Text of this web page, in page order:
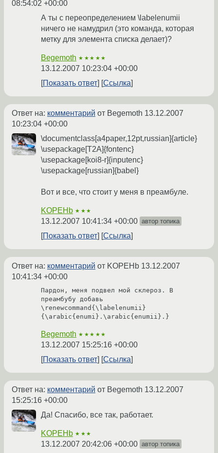
08:54:02 +00:00
А ты с переопределением \labelenumii
ничего не намудрил (это команда, которая
метку для элемента списка делает)?
Begemoth ★★★★★
13.12.2007 10:23:04 +00:00
Показать ответ
Ссылка
Ответ на: комментарий от Begemoth 13.12.2007
10:23:04 +00:00
\documentclass[a4paper,12pt,russian]{article}
\usepackage[T2A]{fontenc}
\usepackage[koi8-r]{inputenc}
\usepackage[russian]{babel}
Вот и все, что стоит у меня в преамбуле.
KOPEHb ★★★
13.12.2007 10:41:34 +00:00 автор топика
Показать ответ Ссылка
Ответ на: комментарий от KOPEHb 13.12.2007
10:41:34 +00:00
Пардон, меня подвел мой склероз. В
преамбубу добавь
\renewcommand{\labelenumii}
{\arabic{enumi}.\arabic{enumii}.}
Begemoth ★★★★★
13.12.2007 15:25:16 +00:00
Показать ответ
Ссылка
Ответ на: комментарий от Begemoth 13.12.2007
15:25:16 +00:00
Да! Спасибо, все так, работает.
KOPEHb ★★★
13.12.2007 20:42:06 +00:00 автор топика